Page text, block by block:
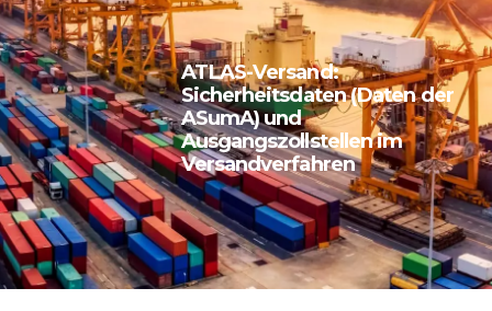
AUSGANGSZOLLSTELLEN IM
VERSANDVERFAHREN
ATLAS-Versand:
Sicherheitsdaten (Daten der
ASumA) und
Ausgangszollstellen im
Versandverfahren